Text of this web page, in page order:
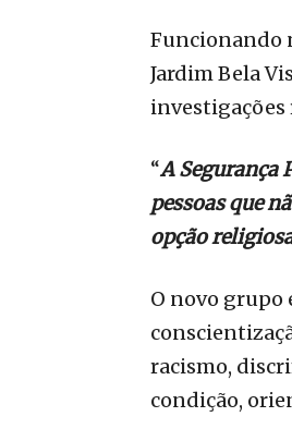
Funcionando
Jardim Bela
investigações
“A Segurança
pessoas que
opção
O novo
racismo,
condição,